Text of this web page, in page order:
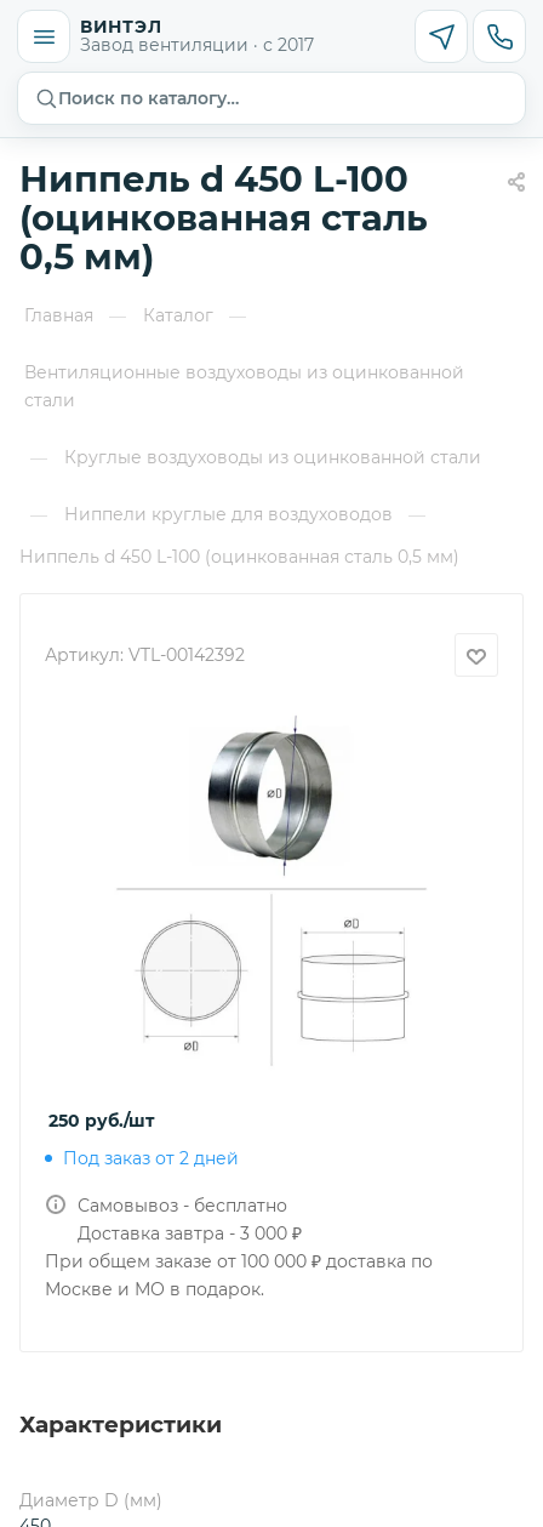
ВИНТЭЛ
Завод вентиляции · с 2017
Поиск по каталогу…
Ниппель d 450 L-100
(оцинкованная сталь
0,5 мм)
Главная — Каталог —
Вентиляционные воздуховоды из оцинкованной
стали
— Круглые воздуховоды из оцинкованной стали
— Ниппели круглые для воздуховодов
—
Ниппель d 450 L-100 (оцинкованная сталь 0,5 мм)
Артикул: VTL-00142392
250 руб./шт
Под заказ от 2 дней
Самовывоз - бесплатно
Доставка завтра - 3 000 ₽
При общем заказе от 100 000 ₽ доставка по
Москве и МО в подарок.
Характеристики
Диаметр D (мм)